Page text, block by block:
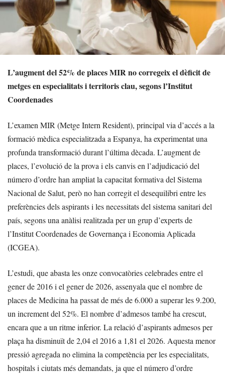
L’augment del 52% de places MIR no corregeix el dèficit de
metges en especialitats i territoris clau, segons l’Institut
Coordenades
L’examen MIR (Metge Intern Resident), principal via d’accés a la
formació mèdica especialitzada a Espanya, ha experimentat una
profunda transformació durant l’última dècada. L’augment de
places, l’evolució de la prova i els canvis en l’adjudicació del
número d’ordre han ampliat la capacitat formativa del Sistema
Nacional de Salut, però no han corregit el desequilibri entre les
preferències dels aspirants i les necessitats del sistema sanitari del
país, segons una anàlisi realitzada per un grup d’experts de
l’Institut Coordenades de Governança i Economia Aplicada
(ICGEA).
L’estudi, que abasta les onze convocatòries celebrades entre el
gener de 2016 i el gener de 2026, assenyala que el nombre de
places de Medicina ha passat de més de 6.000 a superar les 9.200,
un increment del 52%. El nombre d’admesos també ha crescut,
encara que a un ritme inferior. La relació d’aspirants admesos per
plaça ha disminuït de 2,04 el 2016 a 1,81 el 2026. Aquesta menor
pressió agregada no elimina la competència per les especialitats,
hospitals i ciutats més demandats, ja que el número d’ordre